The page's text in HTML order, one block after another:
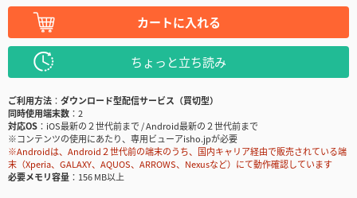
カートに入れる
ちょっと立ち読み
ご利用方法
ダウンロード型配信サービス（買切型）
同時使用端末数
2
対応OS
iOS最新の２世代前まで / Android最新の２世代前まで
※コンテンツの使用にあたり、専用ビューアisho.jpが必要
※Androidは、Android２世代前の端末のうち、国内キャリア経由で販売されている端
末（Xperia、GALAXY、AQUOS、ARROWS、Nexusなど）にて動作確認しています
必要メモリ容量
156 MB以上